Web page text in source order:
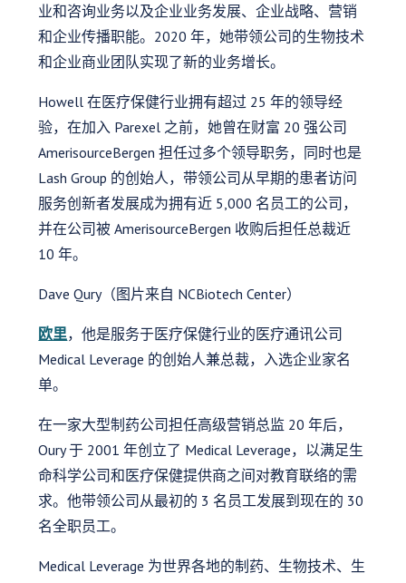
业和咨询业务以及企业业务发展、企业战略、营销
和企业传播职能。2020 年，她带领公司的生物技术
和企业商业团队实现了新的业务增长。
Howell 在医疗保健行业拥有超过 25 年的领导经
验，在加入 Parexel 之前，她曾在财富 20 强公司
AmerisourceBergen 担任过多个领导职务，同时也是
Lash Group 的创始人，带领公司从早期的患者访问
服务创新者发展成为拥有近 5,000 名员工的公司，
并在公司被 AmerisourceBergen 收购后担任总裁近
10 年。
Dave Qury（图片来自 NCBiotech Center）
欧里，他是服务于医疗保健行业的医疗通讯公司
Medical Leverage 的创始人兼总裁，入选企业家名
单。
在一家大型制药公司担任高级营销总监 20 年后，
Oury 于 2001 年创立了 Medical Leverage，以满足生
命科学公司和医疗保健提供商之间对教育联络的需
求。他带领公司从最初的 3 名员工发展到现在的 30
名全职员工。
Medical Leverage 为世界各地的制药、生物技术、生